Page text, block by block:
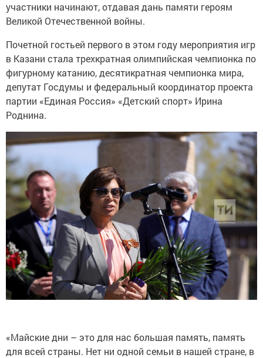
участники начинают, отдавая дань памяти героям
Великой Отечественной войны.
Почетной гостьей первого в этом году мероприятия игр
в Казани стала трехкратная олимпийская чемпионка по
фигурному катанию, десятикратная чемпионка мира,
депутат Госдумы и федеральный координатор проекта
партии «Единая Россия» «Детский спорт» Ирина
Роднина.
«Майские дни – это для нас большая память, память
для всей страны. Нет ни одной семьи в нашей стране, в